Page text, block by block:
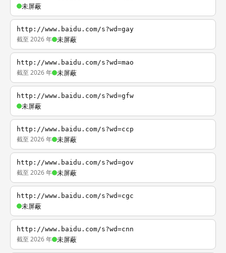
未屏蔽
http://www.baidu.com/s?wd=gay
截至 2026 年 未屏蔽
http://www.baidu.com/s?wd=mao
截至 2026 年 未屏蔽
http://www.baidu.com/s?wd=gfw
未屏蔽
http://www.baidu.com/s?wd=ccp
截至 2026 年 未屏蔽
http://www.baidu.com/s?wd=gov
截至 2026 年 未屏蔽
http://www.baidu.com/s?wd=cgc
未屏蔽
http://www.baidu.com/s?wd=cnn
截至 2026 年 未屏蔽